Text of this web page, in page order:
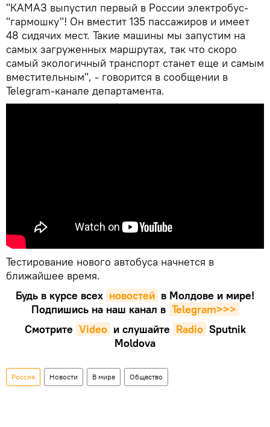
"КАМАЗ выпустил первый в России электробус-
"гармошку"! Он вместит 135 пассажиров и имеет
48 сидячих мест. Такие машины мы запустим на
самых загруженных маршрутах, так что скоро
самый экологичный транспорт станет еще и самым
вместительным", - говорится в сообщении в
Telegram-канале департамента.
Тестирование нового автобуса начнется в
ближайшее время.
Будь в курсе всех новостей в Молдове и мире!
Подпишись на наш канал в Telegram>>>
Смотрите Video и слушайте Radio Sputnik
Moldova
Россия Новости В мире Общество